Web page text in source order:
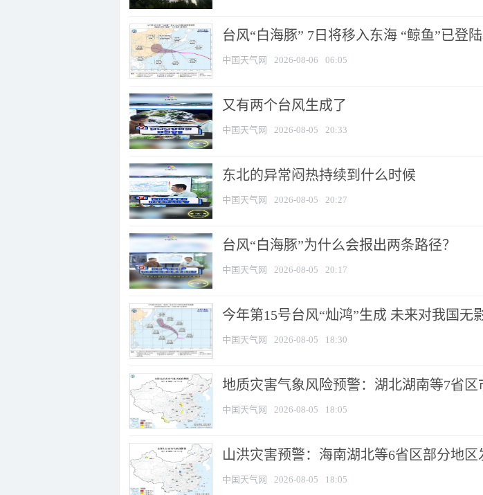
台风“白海豚” 7日将移入东海 “鲸鱼”已登
中国天气网 2026-08-06 06:05
又有两个台风生成了
中国天气网 2026-08-05 20:33
东北的异常闷热持续到什么时候
中国天气网 2026-08-05 20:27
台风“白海豚”为什么会报出两条路径？
中国天气网 2026-08-05 20:17
今年第15号台风“灿鸿”生成 未来对我国无
中国天气网 2026-08-05 18:30
地质灾害气象风险预警：湖北湖南等7省区
中国天气网 2026-08-05 18:05
山洪灾害预警：海南湖北等6省区部分地区
中国天气网 2026-08-05 18:05